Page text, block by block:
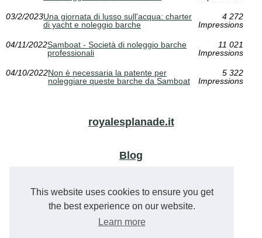
This website uses cookies to ensure you get
the best experience on our website.
Learn more
03/2/2023Una giornata di lusso sull'acqua: charter
di yacht e noleggio barche
4 272
Impressions
04/11/2022Samboat - Società di noleggio barche
professionali
11 021
Impressions
04/10/2022Non è necessaria la patente per
noleggiare queste barche da Samboat
5 322
Impressions
royalesplanade.it
Blog
Campeggi a hyères sul mare:...